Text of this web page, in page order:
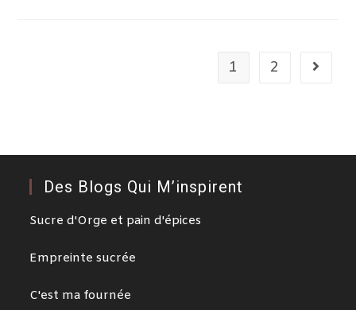
1 2
Des Blogs Qui M’inspirent
Sucre d'Orge et pain d'épices
Empreinte sucrée
C'est ma fournée